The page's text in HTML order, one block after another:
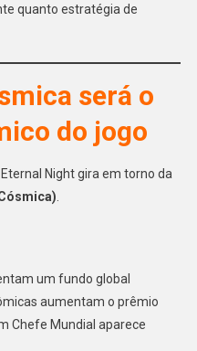
quanto estratégia de
será o
do jogo
Night gira em torno da
um fundo global
aumentam o prêmio
Chefe Mundial aparece